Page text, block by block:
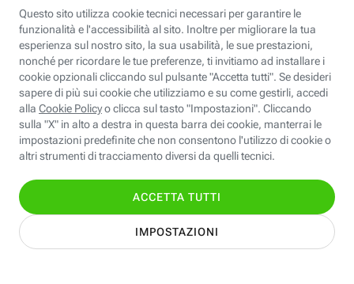
CM 1 giorno
Identifica se
ricontrollare
corrispondenti
(impostata da
CM14 14 giorni
Identifica se
ricontrollare
corrispondenti
(impostata da
pagine
EBFC<BannerID> 7 giorni
Identifica la
banner
Identifica la